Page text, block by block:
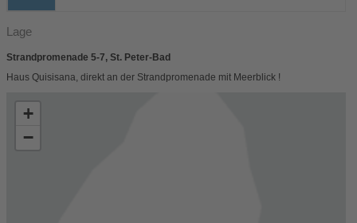
Lage
Strandpromenade 5-7, St. Peter-Bad
Haus Quisisana, direkt an der Strandpromenade mit Meerblick !
+
−